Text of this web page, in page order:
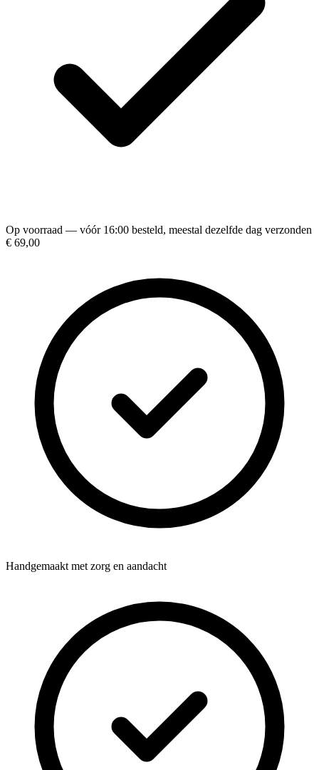
Op voorraad — vóór 16:00 besteld, meestal dezelfde dag verzonden
€ 69,00
Handgemaakt met zorg en aandacht